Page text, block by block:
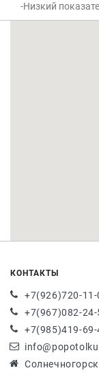
-Низкий
КОНТАКТЫ
+7(926)720-11-
+7(967)082-24-
+7(985)419-69-